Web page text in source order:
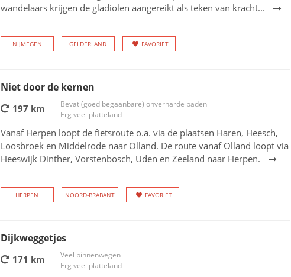
wandelaars krijgen de gladiolen aangereikt als teken van kracht...
NIJMEGEN GELDERLAND FAVORIET
Niet door de kernen
197 km
Bevat (goed begaanbare) onverharde paden
Erg veel platteland
Vanaf Herpen loopt de fietsroute o.a. via de plaatsen Haren, Heesch,
Loosbroek en Middelrode naar Olland. De route vanaf Olland loopt via
Heeswijk Dinther, Vorstenbosch, Uden en Zeeland naar Herpen.
HERPEN NOORD-BRABANT FAVORIET
Dijkweggetjes
171 km
Veel binnenwegen
Erg veel platteland